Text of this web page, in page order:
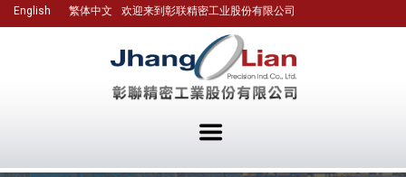
English 繁体中文 欢迎来到彰联精密工业股份有限公司